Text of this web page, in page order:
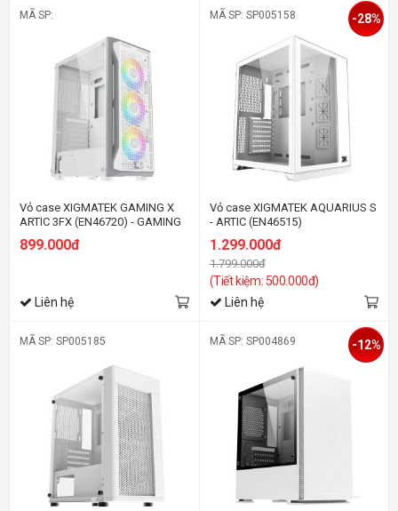
MÃ SP:
Vỏ case XIGMATEK GAMING X
ARTIC 3FX (EN46720) - GAMING
ATX, KÈM 03 FAN XIGMATEK
X20ARGB
899.000đ
Liên hệ
MÃ SP: SP005158
Vỏ case XIGMATEK AQUARIUS S
- ARTIC (EN46515)
1.299.000đ
1.799.000đ
(Tiết kiệm: 500.000đ)
-28%
Liên hệ
MÃ SP: SP005185 MÃ SP: SP004869 -12%